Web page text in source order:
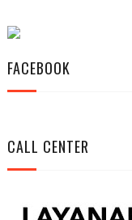
FACEBOOK
CALL CENTER